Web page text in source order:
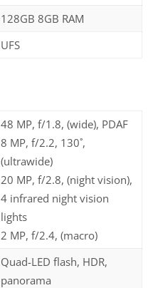
128GB 8GB RAM
UFS
48 MP, f/1.8, (wide), PDAF
8 MP, f/2.2, 130˚,
(ultrawide)
20 MP, f/2.8, (night vision),
4 infrared night vision
lights
2 MP, f/2.4, (macro)
Quad-LED flash, HDR,
panorama